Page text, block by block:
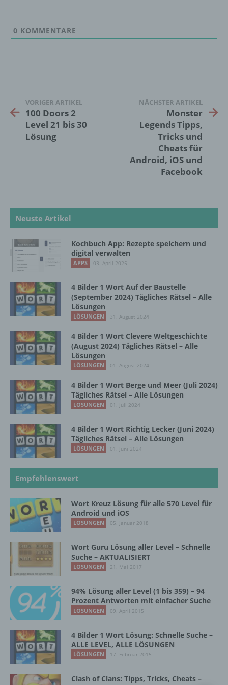
0 KOMMENTARE
VORIGER ARTIKEL
100 Doors 2
Level 21 bis 30
Lösung
NÄCHSTER ARTIKEL
Monster
Legends Tipps,
Tricks und
Cheats für
Android, iOS und
Facebook
Neuste Artikel
Kochbuch App: Rezepte speichern und
digital verwalten
APPS 03. April 2025
4 Bilder 1 Wort Auf der Baustelle
(September 2024) Tägliches Rätsel – Alle
Lösungen
LÖSUNGEN 31. August 2024
4 Bilder 1 Wort Clevere Weltgeschichte
(August 2024) Tägliches Rätsel – Alle
Lösungen
LÖSUNGEN 01. August 2024
4 Bilder 1 Wort Berge und Meer (Juli 2024)
Tägliches Rätsel – Alle Lösungen
LÖSUNGEN 01. Juli 2024
4 Bilder 1 Wort Richtig Lecker (Juni 2024)
Tägliches Rätsel – Alle Lösungen
LÖSUNGEN 01. Juni 2024
Empfehlenswert
Wort Kreuz Lösung für alle 570 Level für
Android und iOS
LÖSUNGEN 05. Januar 2018
Wort Guru Lösung aller Level – Schnelle
Suche – AKTUALISIERT
LÖSUNGEN 21. Mai 2017
94% Lösung aller Level (1 bis 359) – 94
Prozent Antworten mit einfacher Suche
LÖSUNGEN 09. April 2015
4 Bilder 1 Wort Lösung: Schnelle Suche –
ALLE LEVEL, ALLE LÖSUNGEN
LÖSUNGEN 17. Februar 2015
Clash of Clans: Tipps, Tricks, Cheats –
bezüglich Arbeitsleistung, wirtschaftlicher
f) Pseudonymisierung
Pseudonymisierung ist die Verarbeitung
personenbezogener Daten in einer Weise,
auf welche die personenbezogenen Daten
können, sofern diese zusätzlichen
Informationen gesondert aufbewahrt werden
und technischen und organisatorischen
dass die personenbezogenen Daten nicht
einer identifizierten oder identifizierbaren
natürlichen Person zugewiesen werden.
g) Verantwortlicher oder für die Verarbeitung
Verantwortlicher
Verantwortlicher oder für die Verarbeitung
Verantwortlicher ist die natürliche oder
juristische Person, Behörde, Einrichtung
oder andere Stelle, die allein oder
und Mittel der Verarbeitung von
personenbezogenen Daten entscheidet.
Sind die Zwecke und Mittel dieser
Verarbeitung durch das Unionsrecht oder
das Recht der Mitgliedstaaten vorgegeben,
so kann der Verantwortliche
beziehungsweise können die bestimmten
Kriterien seiner Benennung nach dem
Unionsrecht oder dem Recht der
Mitgliedstaaten vorgesehen werden.
h) Auftragsverarbeiter
juristische Person, Behörde, Einrichtung
oder andere Stelle, die personenbezogene
Daten im Auftrag des Verantwortlichen
verarbeitet.
i) Empfänger
Empfänger ist eine natürliche oder juristische
Person, Behörde, Einrichtung oder andere
Stelle, der personenbezogene Daten
offengelegt werden, unabhängig davon, ob
es sich bei ihr um einen Dritten handelt oder